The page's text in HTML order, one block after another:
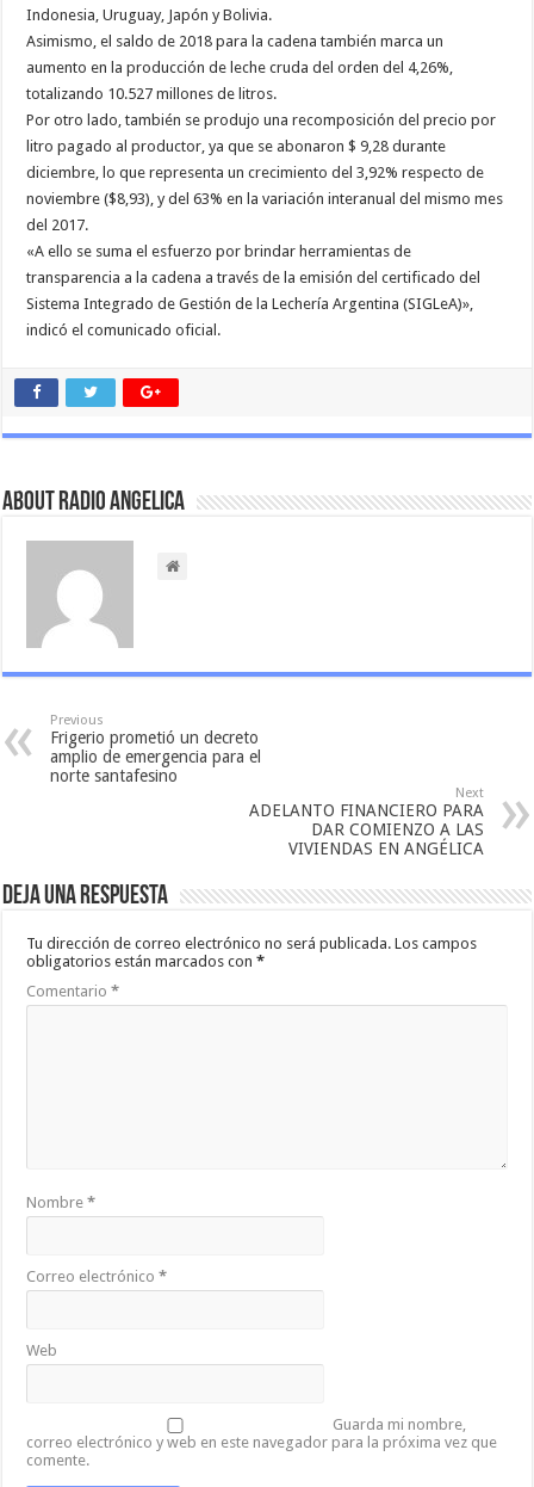
Indonesia, Uruguay, Japón y Bolivia.
Asimismo, el saldo de 2018 para la cadena también marca un
aumento en la producción de leche cruda del orden del 4,26%,
totalizando 10.527 millones de litros.
Por otro lado, también se produjo una recomposición del precio por
litro pagado al productor, ya que se abonaron $ 9,28 durante
diciembre, lo que representa un crecimiento del 3,92% respecto de
noviembre ($8,93), y del 63% en la variación interanual del mismo mes
del 2017.
«A ello se suma el esfuerzo por brindar herramientas de
transparencia a la cadena a través de la emisión del certificado del
Sistema Integrado de Gestión de la Lechería Argentina (SIGLeA)»,
indicó el comunicado oficial.
About Radio Angelica
Previous
Frigerio prometió un decreto
amplio de emergencia para el
norte santafesino
Next
ADELANTO FINANCIERO PARA
DAR COMIENZO A LAS
VIVIENDAS EN ANGÉLICA
Deja una respuesta
Tu dirección de correo electrónico no será publicada. Los campos
obligatorios están marcados con*
Comentario*
Nombre*
Correo electrónico*
Web
Guarda mi nombre,
correo electrónico y web en este navegador para la próxima vez que
comente.